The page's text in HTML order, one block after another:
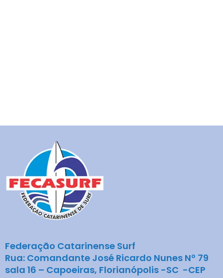
Federação Catarinense Surf
Rua: Comandante José Ricardo Nunes Nº 79
sala 16 – Capoeiras, Florianópolis -SC -CEP